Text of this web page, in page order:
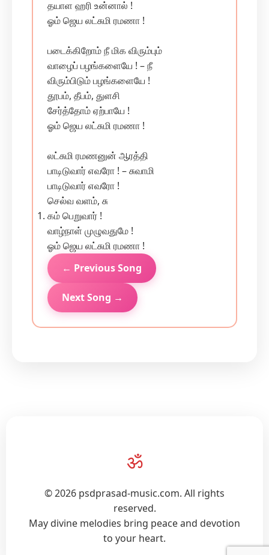
தயாள ஹரி உன்னால் !
ஓம் ஜெய லட்சுமி ரமணா !
படைக்கிறோம் நீ மிக விரும்பும்
வாழைப் பழங்களையே ! – நீ
விரும்பிடும் பழங்களையே !
தூபம், தீபம், துளசி
சேர்த்தோம் ஏற்பாயே !
ஓம் ஜெய லட்சுமி ரமணா !
லட்சுமி ரமணனுன் ஆரத்தி
பாடிடுவார் எவரோ ! – சுவாமி
பாடிடுவார் எவரோ !
செல்வ வளம், சு
கம் பெறுவார் !
வாழ்நாள் முழுவதுமே !
ஓம் ஜெய லட்சுமி ரமணா !
← Previous Song
Next Song →
ॐ
© 2026 psdprasad-music.com. All rights
reserved.
May divine melodies bring peace and devotion
to your heart.